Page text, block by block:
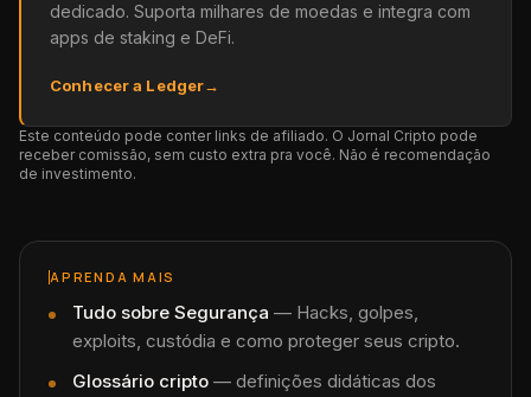
dedicado. Suporta milhares de moedas e integra com
apps de staking e DeFi.
Conhecer a Ledger→
Este conteúdo pode conter links de afiliado. O Jornal Cripto pode
receber comissão, sem custo extra pra você. Não é recomendação
de investimento.
APRENDA MAIS
Tudo sobre Segurança — Hacks, golpes,
exploits, custódia e como proteger seus cripto.
Glossário cripto — definições didáticas dos